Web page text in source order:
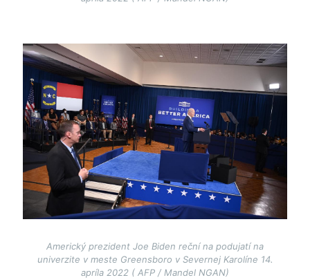
Image
Americký prezident Joe Biden reční na podujatí na
univerzite v meste Greensboro v Severnej Karolíne 14.
apríla 2022 ( AFP / Mandel NGAN)